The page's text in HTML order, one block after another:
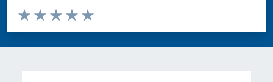
Valuta da 1 a 5 stelle la pagina
Valuta 5 stelle su 5
Valuta 4 stelle su 5
Valuta 3 stelle su 5
Valuta 2 stelle su 5
Valuta 1 stelle su 5